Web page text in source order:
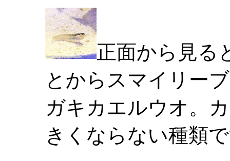
正面から見る
とからスマイリー
ガキカエルウオ。
きくならない種類